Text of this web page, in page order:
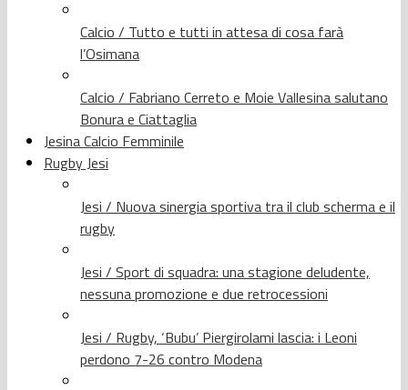
Calcio / Tutto e tutti in attesa di cosa farà
l’Osimana
Calcio / Fabriano Cerreto e Moie Vallesina salutano
Bonura e Ciattaglia
Jesina Calcio Femminile
Rugby Jesi
Jesi / Nuova sinergia sportiva tra il club scherma e il
rugby
Jesi / Sport di squadra: una stagione deludente,
nessuna promozione e due retrocessioni
Jesi / Rugby, ‘Bubu’ Piergirolami lascia: i Leoni
perdono 7-26 contro Modena